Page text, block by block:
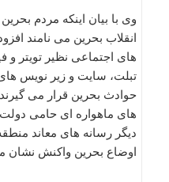
وی با بیان اینکه مردم
انقلاب بحرین می نامند
های اجتماعی نظیر تویتر و
تبلت، سایت و زیر نویس های
حوادث بحرین قرار می
های ماهواره ای حامی
دیگر رسانه های معاند
اوضاع بحرین واکنش نشان